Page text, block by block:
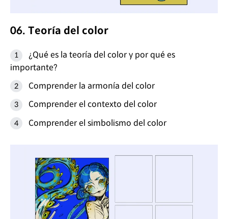
06. Teoría del color
¿Qué es la teoría del color y por qué es
importante?
Comprender la armonía del color
Comprender el contexto del color
Comprender el simbolismo del color